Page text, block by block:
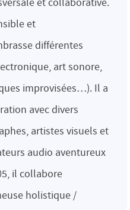
et collaborative.
et
différentes
art sonore,
improvisées…). Il a
avec divers
artistes visuels et
audio aventureux
il collabore
holistique /